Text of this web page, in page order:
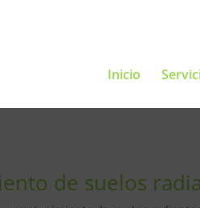
Inicio
de suelos